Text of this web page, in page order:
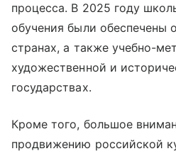
процесса. В 2025 году
обучения были обеспечены
странах, а также учебно-
художественной и
государствах.
Кроме того, большое
продвижению российской